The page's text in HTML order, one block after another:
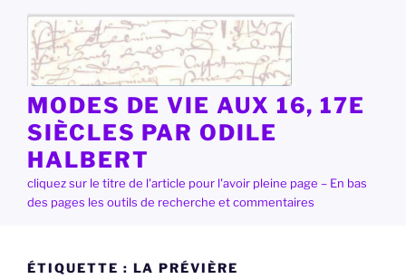
contenu
principal
MODES DE VIE AUX 16, 17E
SIÈCLES PAR ODILE
HALBERT
cliquez sur le titre de l'article pour l'avoir pleine page – En bas
des pages les outils de recherche et commentaires
ÉTIQUETTE : LA PRÉVIÈRE